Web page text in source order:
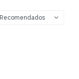
Recomendados